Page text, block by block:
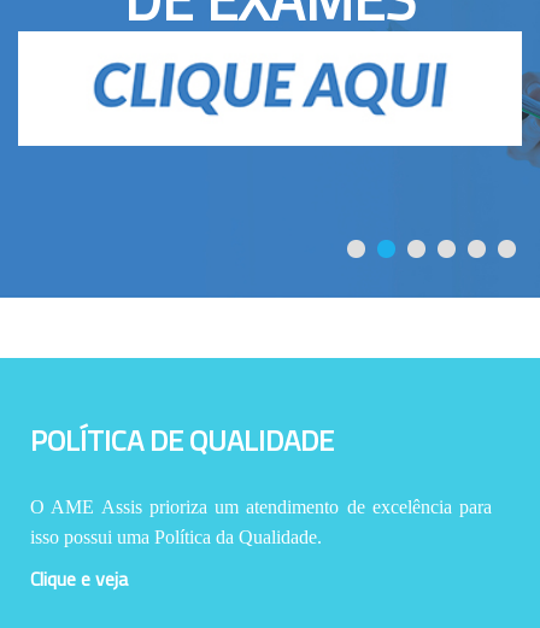
POLÍTICA DE QUALIDADE
O AME Assis prioriza um atendimento de excelência para
isso possui uma Política da Qualidade.
Clique e veja